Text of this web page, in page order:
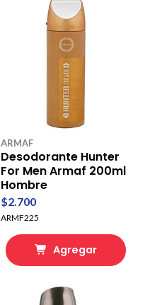
ARMAF
Desodorante Hunter
For Men Armaf 200ml
Hombre
$2.700
ARMF225
Agregar